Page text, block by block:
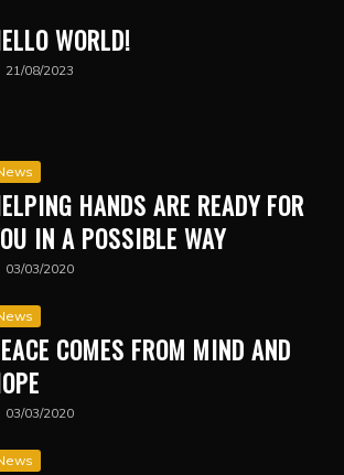
WORLD!
21/08/2023
HANDS ARE READY FOR
IN A POSSIBLE WAY
03/03/2020
COMES FROM MIND AND
03/03/2020